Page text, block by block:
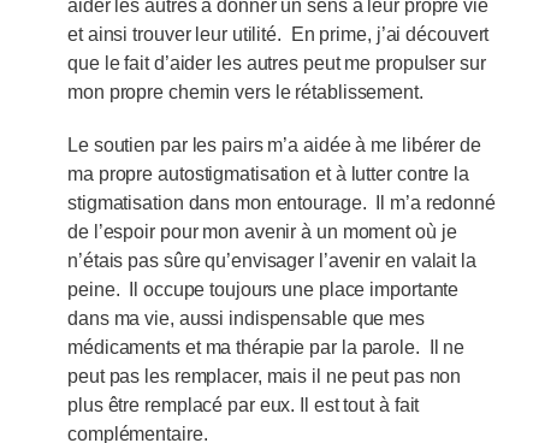
aider les autres à donner un sens à leur propre vie
et ainsi trouver leur utilité. En prime, j’ai découvert
que le fait d’aider les autres peut me propulser sur
mon propre chemin vers le rétablissement.
Le soutien par les pairs m’a aidée à me libérer de
ma propre autostigmatisation et à lutter contre la
stigmatisation dans mon entourage. Il m’a redonné
de l’espoir pour mon avenir à un moment où je
n’étais pas sûre qu’envisager l’avenir en valait la
peine. Il occupe toujours une place importante
dans ma vie, aussi indispensable que mes
médicaments et ma thérapie par la parole. Il ne
peut pas les remplacer, mais il ne peut pas non
plus être remplacé par eux. Il est tout à fait
complémentaire.